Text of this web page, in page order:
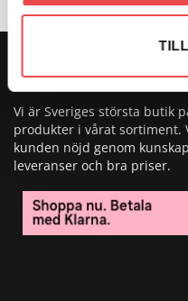
Vi är Sveriges största butik
produkter i vårat sortiment.
kunden nöjd genom
leveranser och bra priser.